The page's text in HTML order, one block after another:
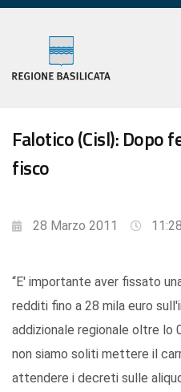
Falotico (Cisl): Dopo
fisco
28 Marzo 2011 11:28
“E' importante aver fissato
redditi fino a 28 mila euro
addizionale regionale oltre lo
non siamo soliti mettere il
attendere i decreti sulle